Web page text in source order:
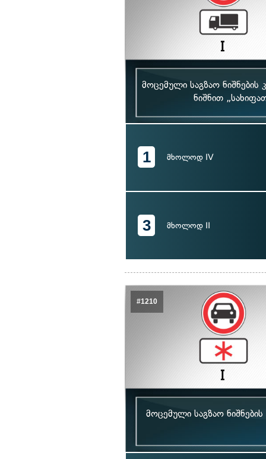
მოცემული საგზაო
ნიშნით
1 მხოლოდ IV
3 მხოლოდ II
#1210
მოცემული საგზაო